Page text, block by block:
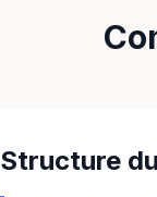
Structure